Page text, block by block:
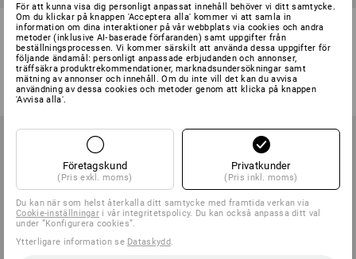
Stickade latexhandskar Super
Grip
variant
från 27,50 kr
(inkl. moms) från 432 Par
Nitrilspecialhandskar nitril plus
1 variant
från 17,50 kr
(inkl. moms) från 432 Par
För att kunna visa dig personligt anpassat innehåll behöver vi ditt samtycke.
Om du klickar på knappen 'Acceptera alla' kommer vi att samla in
information om dina interaktioner på vår webbplats via cookies och andra
metoder (inklusive AI‑baserade förfaranden) samt uppgifter från
beställningsprocessen. Vi kommer särskilt att använda dessa uppgifter för
följande ändamål: personligt anpassade erbjudanden och annonser,
träffsäkra produktrekommendationer, marknadsundersökningar samt
mätning av annonser och innehåll. Om du inte vill det kan du avvisa
användning av dessa cookies och metoder genom att klicka på knappen
'Avvisa alla'.
Företagskund
(Pris exkl. moms)
Privatkunder
(Pris inkl. moms)
Du kan när som helst återkalla ditt samtycke med framtida verkan via
Cookie-inställningar i vår integritetspolicy. Du kan också anpassa ditt val
under ”Konfigurera cookies”.
Ytterligare information se Dataskydd.